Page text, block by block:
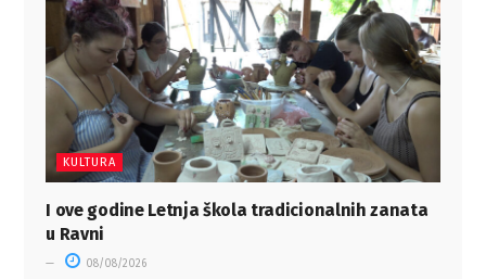
KULTURA
I ove godine Letnja škola tradicionalnih zanata
u Ravni
08/08/2026